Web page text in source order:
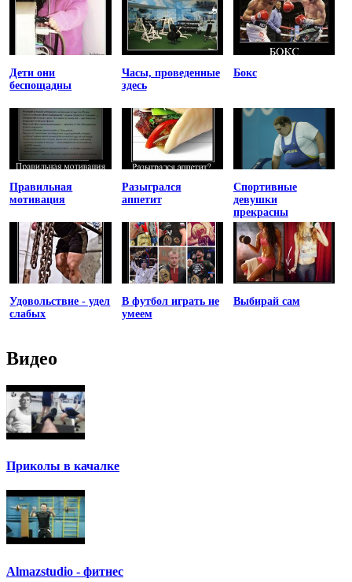
Дети они
беспощадны
Часы, проведенные
здесь
Бокс
Правильная
мотивация
Разыгрался
аппетит
Спортивные
девушки
прекрасны
Удовольствие - удел
слабых
В футбол играть не
умеем
Выбирай сам
Видео
Приколы в качалке
Аlmazstudio - фитнес